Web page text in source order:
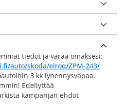
tiedot ja varaa omaksesi:
auto/skoda/elroq/ZPM-243/
3 kk lyhennysvapaa.
Edellyttää
kampanjan ehdot